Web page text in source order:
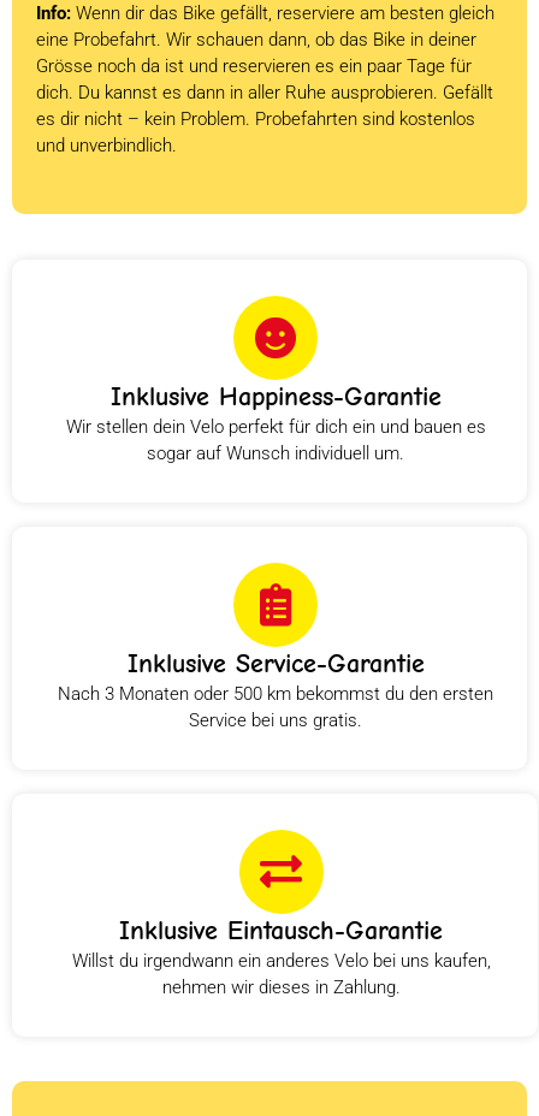
Info: Wenn dir das Bike gefällt, reserviere am besten gleich
eine Probefahrt. Wir schauen dann, ob das Bike in deiner
Grösse noch da ist und reservieren es ein paar Tage für
dich. Du kannst es dann in aller Ruhe ausprobieren. Gefällt
es dir nicht – kein Problem. Probefahrten sind kostenlos
und unverbindlich.
Inklusive Happiness-Garantie
Wir stellen dein Velo perfekt für dich ein und bauen es
sogar auf Wunsch individuell um.
Inklusive Service-Garantie
Nach 3 Monaten oder 500 km bekommst du den ersten
Service bei uns gratis.
Inklusive Eintausch-Garantie
Willst du irgendwann ein anderes Velo bei uns kaufen,
nehmen wir dieses in Zahlung.